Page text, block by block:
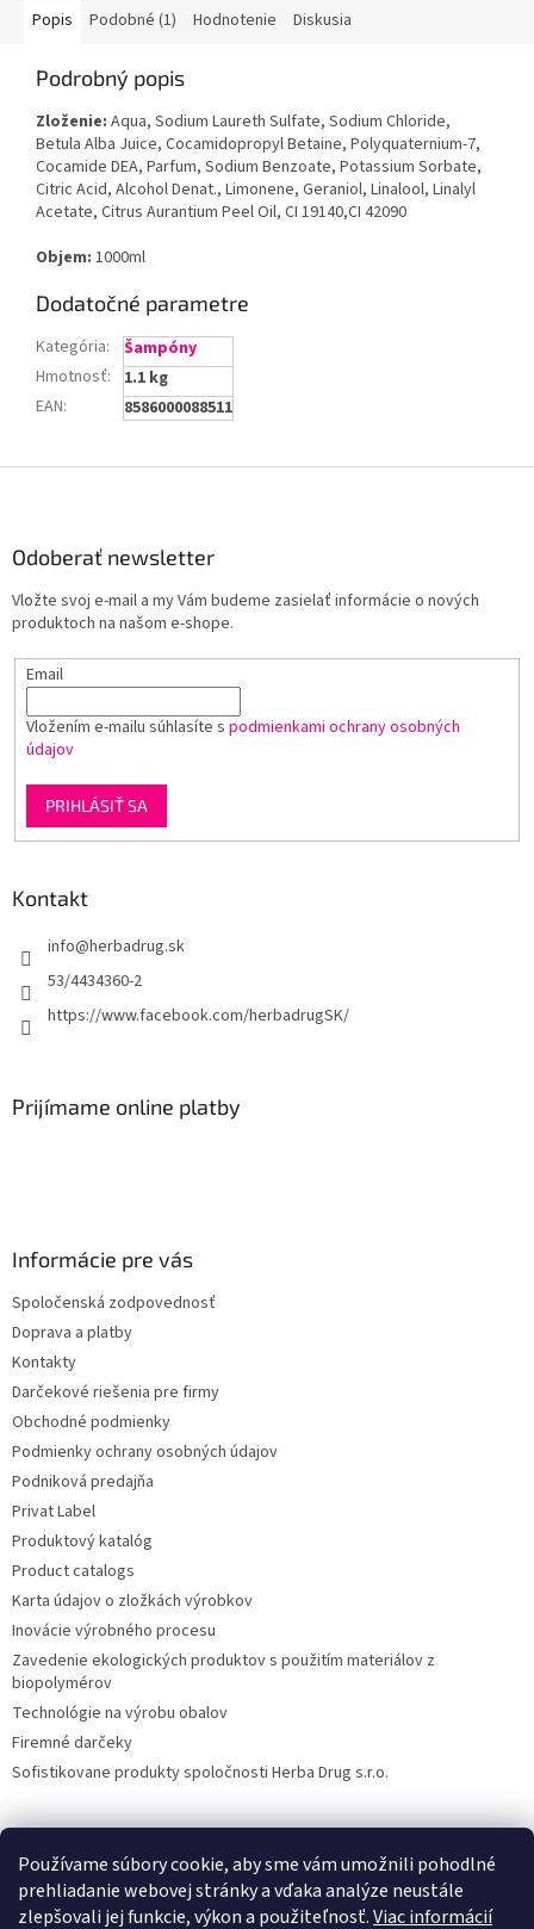
Používame súbory cookie, aby sme vám umožnili pohodlné
prehliadanie webovej stránky a vďaka analýze neustále
zlepšovali jej funkcie, výkon a použiteľnosť.Viac informácií
Popis Podobné (1) Hodnotenie Diskusia
Podrobný popis
Zloženie: Aqua, Sodium Laureth Sulfate, Sodium Chloride,
Betula Alba Juice, Cocamidopropyl Betaine, Polyquaternium-7,
Cocamide DEA, Parfum, Sodium Benzoate, Potassium Sorbate,
Citric Acid, Alcohol Denat., Limonene, Geraniol, Linalool, Linalyl
Acetate, Citrus Aurantium Peel Oil, CI 19140,CI 42090
Objem: 1000ml
Dodatočné parametre
Kategória:
Šampóny
Hmotnosť:
1.1 kg
EAN: 8586000088511
Odoberať newsletter
Vložte svoj e-mail a my Vám budeme zasielať informácie o nových
produktoch na našom e-shope.
Email
Vložením e-mailu súhlasíte s podmienkami ochrany osobných
údajov
PRIHLÁSIŤ SA
Kontakt
info@herbadrug.sk
53/4434360-2
https://www.facebook.com/herbadrugSK/
Prijímame online platby
Informácie pre vás
Spoločenská zodpovednosť
Doprava a platby
Kontakty
Darčekové riešenia pre firmy
Obchodné podmienky
Podmienky ochrany osobných údajov
Podniková predajňa
Privat Label
Produktový katalóg
Product catalogs
Karta údajov o zložkách výrobkov
Inovácie výrobného procesu
Zavedenie ekologických produktov s použitím materiálov z
biopolymérov
Technológie na výrobu obalov
Firemné darčeky
Sofistikovane produkty spoločnosti Herba Drug s.r.o.
DiXi Carpathia Herbarium Nubian